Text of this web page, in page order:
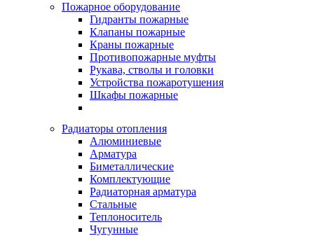
Пожарное оборудование
Гидранты пожарные
Клапаны пожарные
Краны пожарные
Противопожарные муфты
Рукава, стволы и головки
Устройства пожаротушения
Шкафы пожарные
Радиаторы отопления
Алюминиевые
Арматура
Биметаллические
Комплектующие
Радиаторная арматура
Стальные
Теплоноситель
Чугунные